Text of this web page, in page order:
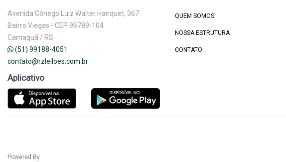
Avenida Cônego Luiz Walter Hanquet, 367
Bairro Viegas - CEP 96789-104
Camaquã / RS
(51) 99188-4051
contato@rzleiloes.com.br
Aplicativo
QUEM SOMOS
NOSSA ESTRUTURA
CONTATO
Powered By